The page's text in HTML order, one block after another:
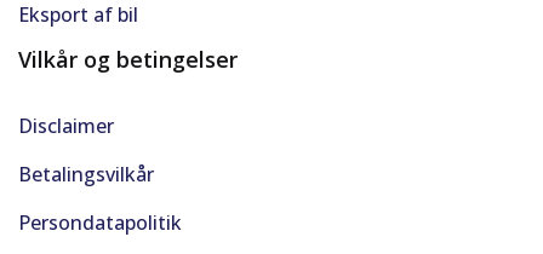
Eksport af bil
Vilkår og betingelser
Disclaimer
Betalingsvilkår
Persondatapolitik